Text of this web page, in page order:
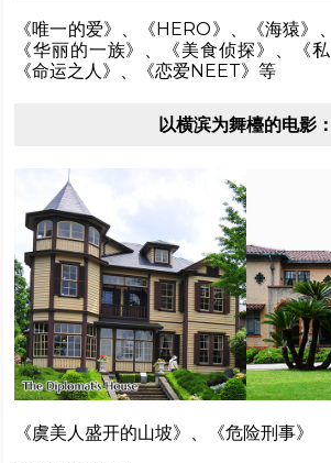
《唯一的爱》、《HERO》、《海猿》
《华丽的一族》、《美食侦探》、《
《命运之人》、《恋爱NEET》等
以横滨为舞檯的电影：
《虞美人盛开的山坡》、《危险刑事》